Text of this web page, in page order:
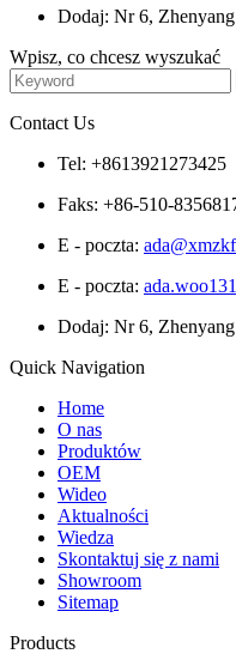
Dodaj: Nr 6,
Wpisz, co chcesz wyszukać
Contact Us
Tel: +8613921273425
Faks: +86-510-
E - poczta:
E - poczta:
Dodaj: Nr 6,
Quick Navigation
Home
O nas
Produktów
OEM
Wideo
Aktualności
Wiedza
Skontaktuj się z nami
Showroom
Sitemap
Products